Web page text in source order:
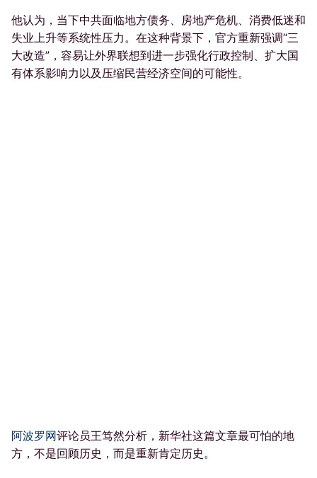
他认为，当下中共面临地方债务、房地产危机、消费低迷和
失业上升等系统性压力。在这种背景下，官方重新强调“三
大改造”，容易让外界联想到进一步强化行政控制、扩大国
有体系影响力以及压缩民营经济空间的可能性。
阿波罗网评论员王笃然分析，新华社这篇文章最可怕的地
方，不是回顾历史，而是重新肯定历史。